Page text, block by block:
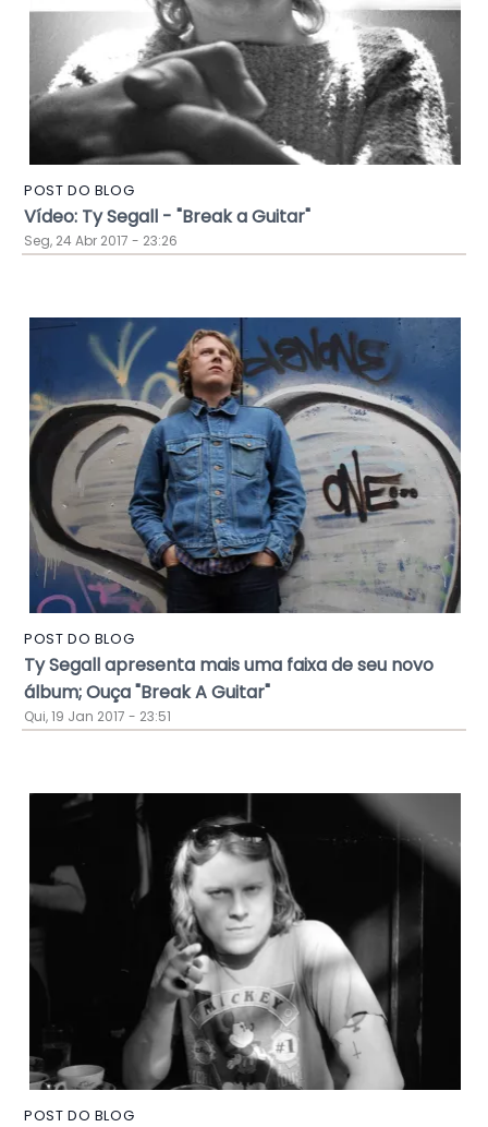
POST DO BLOG
Vídeo: Ty Segall - "Break a Guitar"
Seg, 24 Abr 2017 - 23:26
POST DO BLOG
Ty Segall apresenta mais uma faixa de seu novo
álbum; Ouça "Break A Guitar"
Qui, 19 Jan 2017 - 23:51
POST DO BLOG